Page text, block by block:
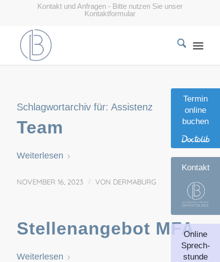
Kontakt und Anfragen - Bitte nutzen Sie unser
Kontaktformular
Schlagwortarchiv für: Assistenz
Team
Weiterlesen
NOVEMBER 16, 2023 / VON DERMABURG
Stellenangebot MFA
Weiterlesen
Termin
online
buchen
Kontakt
Online
Sprech-
stunde